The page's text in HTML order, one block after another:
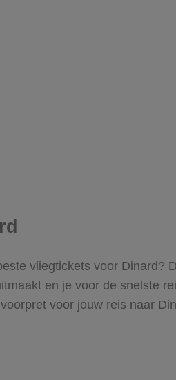
vliegtickets voor Dinard?
en je voor de snelste
voor jouw reis naar